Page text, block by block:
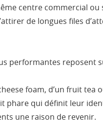
centre commercial
de longues files
performantes reposent
foam, d’un fruit
qui définit leur
une raison de revenir.